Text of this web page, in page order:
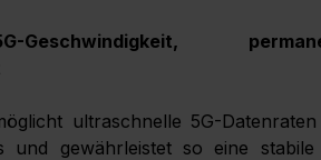
ultraschnelle 5G-
und gewährleistet so eine stabile